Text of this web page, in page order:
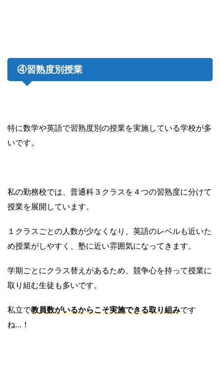
④習熟度別授業
特に数学や英語で習熟度別の授業を実施している学校が多
いです。
私の勤務校では、普通科３クラスを４つの習熟度に分けて
授業を展開しています。
１クラスごとの人数が少なくなり、英語のレベルも近いた
め授業がしやすく、塾に近い雰囲気になってきます。
学期ごとにクラス替えがあるため、競争心を持って授業に
取り組む生徒も多いです。
私立で教員数がいるからこそ実施できる取り組みです
ね…！